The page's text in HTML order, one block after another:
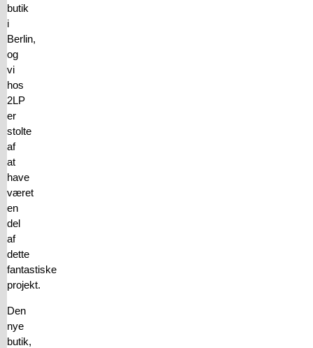
butik
i
Berlin,
og
vi
hos
2LP
er
stolte
af
at
have
været
en
del
af
dette
fantastiske
projekt.
Den
nye
butik,